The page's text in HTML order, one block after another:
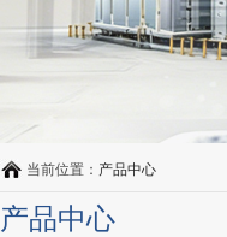
当前位置： 产品中心
产品中心